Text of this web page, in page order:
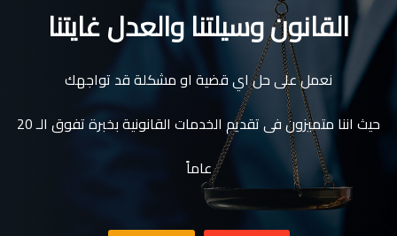
القانون وسيلتنا والعدل غايتنا
نعمل على حل اي قضية او مشكلة قد تواجهك
حيث اننا متميزون فى تقديم الخدمات القانونية بخبرة تفوق الـ 20
عاماً